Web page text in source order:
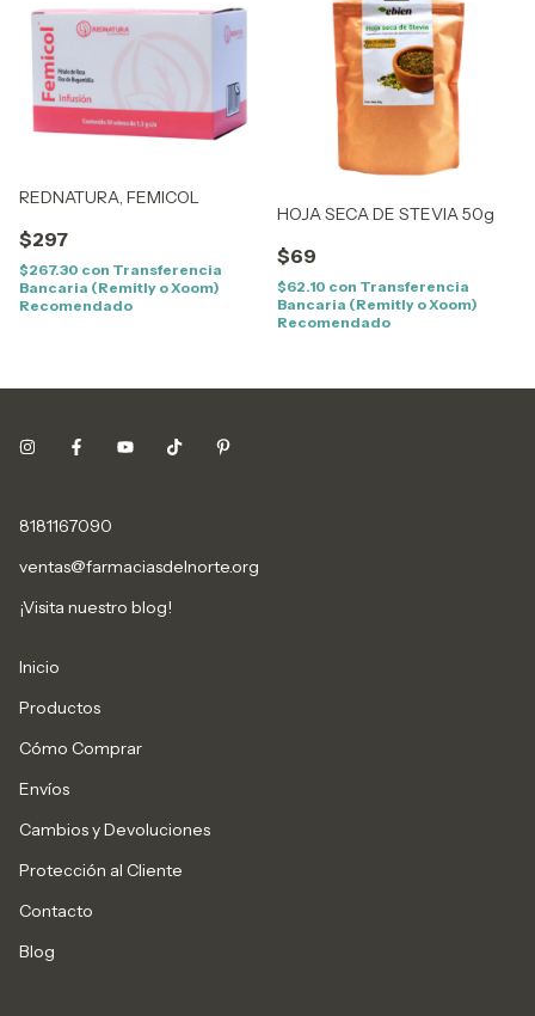
REDNATURA, FEMICOL
$297
$267.30 con Transferencia
Bancaria (Remitly o Xoom)
Recomendado
HOJA SECA DE STEVIA 50g
$69
$62.10 con Transferencia
Bancaria (Remitly o Xoom)
Recomendado
8181167090
ventas@farmaciasdelnorte.org
¡Visita nuestro blog!
Inicio
Productos
Cómo Comprar
Envíos
Cambios y Devoluciones
Protección al Cliente
Contacto
Blog